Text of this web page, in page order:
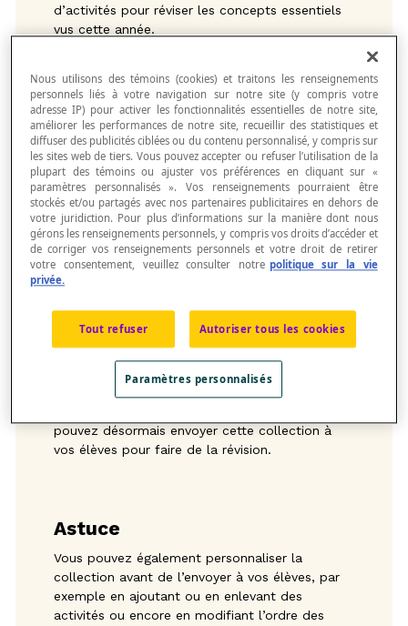
d’activités pour réviser les concepts essentiels
vus cette année.
Chacune des collections proposées pour les 1re
et 2e années permettra à vos élèves de revoir
les notions de leur niveau dans un
environnement amusant qu’ils connaissent bien.
Afin de profiter de ces ressources, vous devez
dupliquer la collection et la modifier pour en
faire une collection personnalisée. Voici
comment faire :
Sélectionnez la collection correspondant à
Connectez-vous à votre compte Netmath.
collection.
Appuyez sur le boutonOuvrir la collection
pouvez désormais envoyer cette collection à
vos élèves pour faire de la révision.
Astuce
Vous pouvez également personnaliser la
collection avant de l’envoyer à vos élèves, par
exemple en ajoutant ou en enlevant des
activités ou encore en modifiant l’ordre des
Nous utilisons des témoins (cookies) et traitons les renseignements
personnels liés à votre navigation sur notre site (y compris votre
adresse IP) pour activer les fonctionnalités essentielles de notre site,
améliorer les performances de notre site, recueillir des statistiques et
diffuser des publicités ciblées ou du contenu personnalisé, y compris sur
les sites web de tiers. Vous pouvez accepter ou refuser l’utilisation de la
plupart des témoins ou ajuster vos préférences en cliquant sur «
paramètres personnalisés ». Vos renseignements pourraient être
stockés et/ou partagés avec nos partenaires publicitaires en dehors de
votre juridiction. Pour plus d’informations sur la manière dont nous
gérons les renseignements personnels, y compris vos droits d’accéder et
de corriger vos renseignements personnels et votre droit de retirer
votre consentement, veuillez consulter notre politique sur la vie
privée.
Tout refuser Autoriser tous les cookies
Paramètres personnalisés